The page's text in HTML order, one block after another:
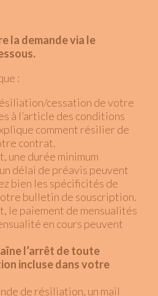
la demande via le
:
cessation de votre
à l’article des conditions
comment résilier de
contrat.
une durée minimum
délai de préavis peuvent
bien les spécificités de
bulletin de souscription.
le paiement de mensualités
en cours peuvent
l’arrêt de toute
incluse dans votre
de résiliation, un mail